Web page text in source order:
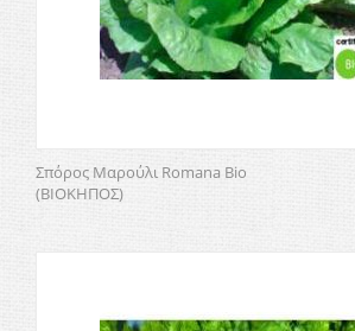
Σπόρος Μαρούλι Romana Bio
(ΒΙΟΚΗΠΟΣ)